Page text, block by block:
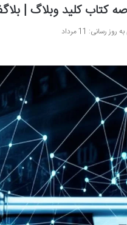
کتاب کلید وبلاگ |
رسانی: 11 مرداد